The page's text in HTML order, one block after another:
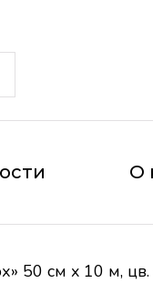
О
50 см x 10 м,